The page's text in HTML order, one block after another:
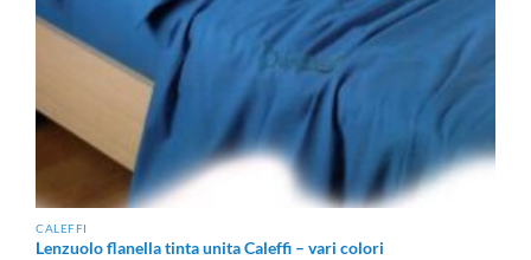
CALEFFI
Lenzuolo flanella tinta unita Caleffi – vari colori